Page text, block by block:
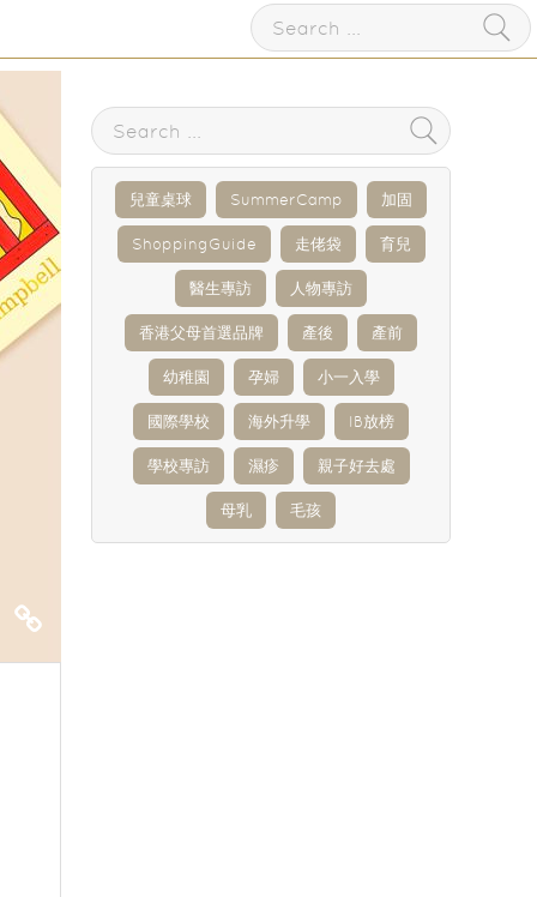
兒童桌球 SummerCamp 加固
ShoppingGuide 走佬袋 育兒
醫生專訪 人物專訪
香港父母首選品牌 產後 產前
幼稚園 孕婦 小一入學
國際學校 海外升學 IB放榜
學校專訪 濕疹 親子好去處
母乳 毛孩